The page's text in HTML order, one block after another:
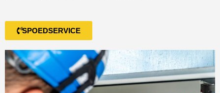
SPOEDSERVICE